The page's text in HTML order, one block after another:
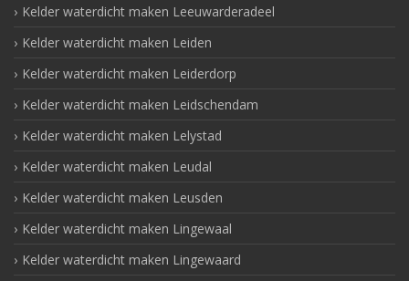
Kelder waterdicht maken Leeuwarderadeel
Kelder waterdicht maken Leiden
Kelder waterdicht maken Leiderdorp
Kelder waterdicht maken Leidschendam
Kelder waterdicht maken Lelystad
Kelder waterdicht maken Leudal
Kelder waterdicht maken Leusden
Kelder waterdicht maken Lingewaal
Kelder waterdicht maken Lingewaard